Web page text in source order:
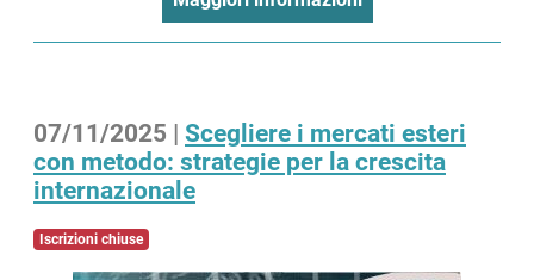
07/11/2025 | Scegliere i mercati esteri
con metodo: strategie per la crescita
internazionale
Iscrizioni chiuse